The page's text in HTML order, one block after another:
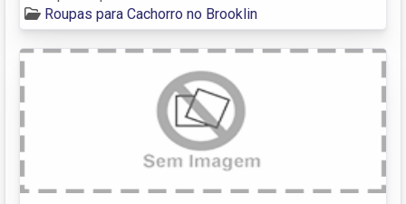
Roupas para Cachorro no Brooklin